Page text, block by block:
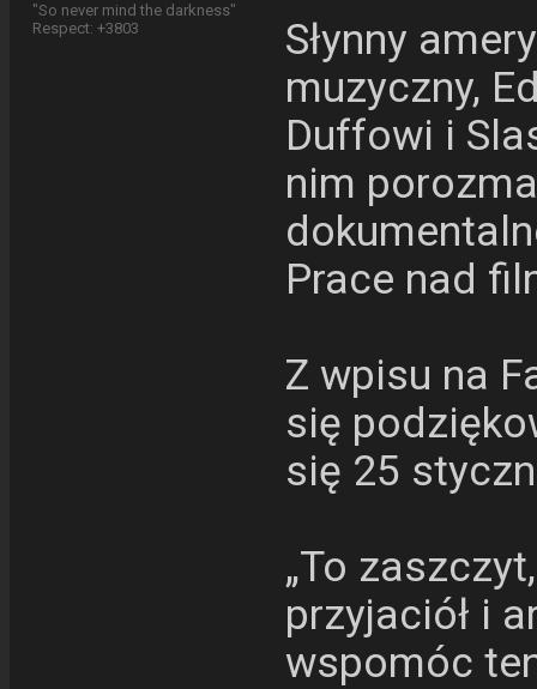
"So never mind the darkness"
Respect:+3803
Słynny
muzyczny,
Duffowi i
nim
Prace nad
Z wpisu na
się
się 25
„To
przyjaciół i
wspomóc